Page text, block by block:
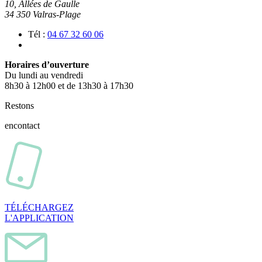
10, Allées de Gaulle
34 350 Valras-Plage
Tél : 04 67 32 60 06
Horaires d’ouverture
Du lundi au vendredi
8h30 à 12h00 et de 13h30 à 17h30
Restons
encontact
TÉLÉCHARGEZ
L'APPLICATION